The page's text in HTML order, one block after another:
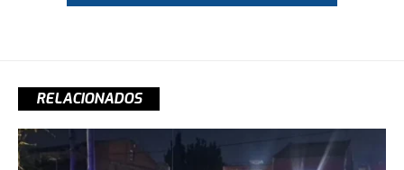
RELACIONADOS